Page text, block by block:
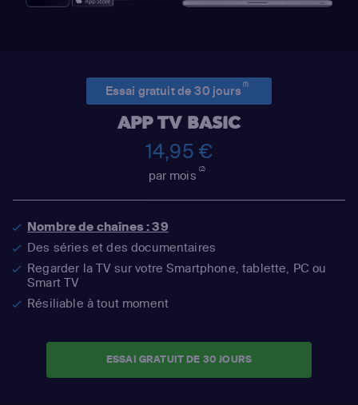
Essai gratuit de 30 jours(1)
APP TV BASIC
14,95 €
par mois(2)
Nombre de chaînes : 39
Des séries et des documentaires
Regarder la TV sur votre Smartphone, tablette, PC ou
Smart TV
Résiliable à tout moment
ESSAI GRATUIT DE 30 JOURS